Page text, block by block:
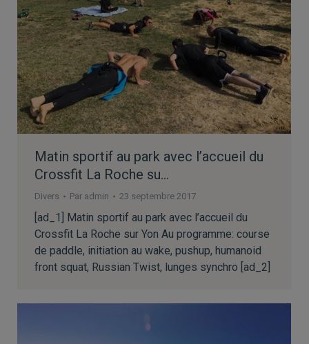
Matin sportif au park avec l’accueil du
Crossfit La Roche su…
Divers Par admin 23 septembre 2017
[ad_1] Matin sportif au park avec l’accueil du
Crossfit La Roche sur Yon Au programme: course
de paddle, initiation au wake, pushup, humanoid
front squat, Russian Twist, lunges synchro [ad_2]